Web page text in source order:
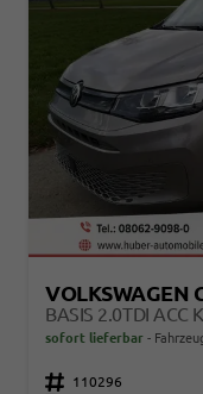
VOLKSWAGEN
BASIS 2.0TDI ACC
sofort lieferbar
Fahrzeugnr. 110296